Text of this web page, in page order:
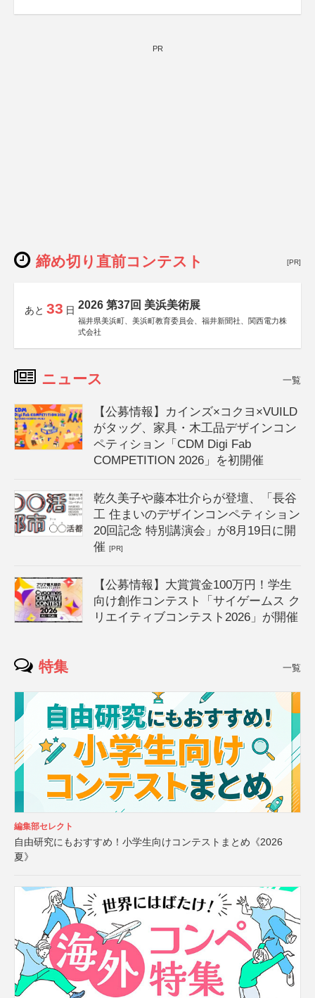
PR
締め切り直前コンテスト [PR]
あと 33 日 2026 第37回 美浜美術展
福井県美浜町、美浜町教育委員会、福井新聞社、関西電力株
式会社
ニュース 一覧
【公募情報】カインズ×コクヨ×VUILD
がタッグ、家具・木工品デザインコン
ペティション「CDM Digi Fab
COMPETITION 2026」を初開催
乾久美子や藤本壮介らが登壇、「長谷
工 住まいのデザインコンペティション
20回記念 特別講演会」が8月19日に開
催[PR]
【公募情報】大賞賞金100万円！学生
向け創作コンテスト「サイゲームス ク
リエイティブコンテスト2026」が開催
特集 一覧
編集部セレクト
自由研究にもおすすめ！小学生向けコンテストまとめ《2026
夏》